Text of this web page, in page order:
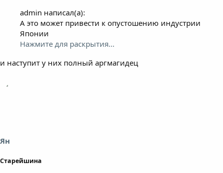
admin написал(а):
А это может привести к опустошению индустрии
Японии
Нажмите для раскрытия...
и наступит у них полный аргмагидец
Ян
Старейшина